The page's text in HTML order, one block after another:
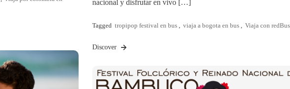
nacional y disfrutar en vivo […]
Tagged tropipop festival en bus , viaja a bogota en bus , Viaja con redBus
Discover